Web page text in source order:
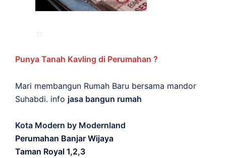
Punya Tanah Kavling di Perumahan ?
Mari membangun Rumah Baru bersama mandor
Suhabdi. info jasa bangun rumah
Kota Modern by Modernland
Perumahan Banjar Wijaya
Taman Royal 1,2,3